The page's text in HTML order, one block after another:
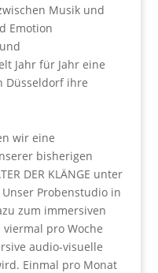
Musik und
Emotion
Jahr für Jahr eine
Düsseldorf ihre
wir eine
bisherigen
DER KLÄNGE unter
Unser Probenstudio in
zum immersiven
pro Woche
audio-visuelle
Einmal pro Monat